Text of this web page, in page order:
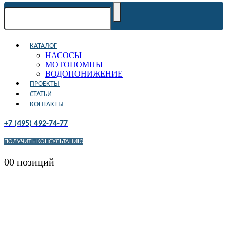
КАТАЛОГ
НАСОСЫ
МОТОПОМПЫ
ВОДОПОНИЖЕНИЕ
ПРОЕКТЫ
СТАТЬИ
КОНТАКТЫ
+7 (495) 492-74-77
ПОЛУЧИТЬ КОНСУЛЬТАЦИЮ
00 позиций